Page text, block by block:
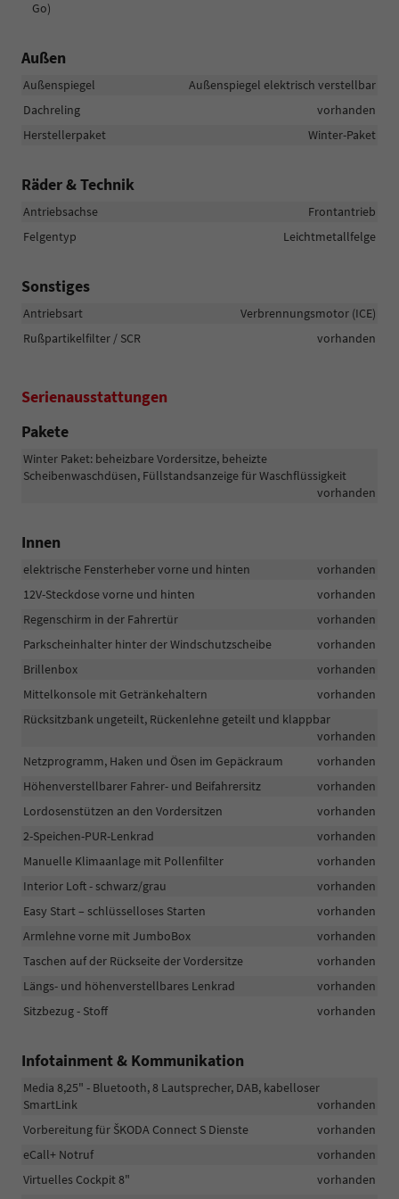
Go)
Außen
Außenspiegel
Außenspiegel elektrisch verstellbar
Dachreling
vorhanden
Herstellerpaket
Winter-Paket
Räder & Technik
Antriebsachse
Frontantrieb
Felgentyp
Leichtmetallfelge
Sonstiges
Antriebsart
Verbrennungsmotor (ICE)
Rußpartikelfilter / SCR
vorhanden
Serienausstattungen
Pakete
Winter Paket: beheizbare Vordersitze, beheizte
Scheibenwaschdüsen, Füllstandsanzeige für Waschflüssigkeit
vorhanden
Innen
elektrische Fensterheber vorne und hinten
vorhanden
12V-Steckdose vorne und hinten
vorhanden
Regenschirm in der Fahrertür
vorhanden
Parkscheinhalter hinter der Windschutzscheibe
vorhanden
Brillenbox
vorhanden
Mittelkonsole mit Getränkehaltern
vorhanden
Rücksitzbank ungeteilt, Rückenlehne geteilt und klappbar
vorhanden
Netzprogramm, Haken und Ösen im Gepäckraum
vorhanden
Höhenverstellbarer Fahrer- und Beifahrersitz
vorhanden
Lordosenstützen an den Vordersitzen
vorhanden
2-Speichen-PUR-Lenkrad
vorhanden
Manuelle Klimaanlage mit Pollenfilter
vorhanden
Interior Loft - schwarz/grau
vorhanden
Easy Start – schlüsselloses Starten
vorhanden
Armlehne vorne mit JumboBox
vorhanden
Taschen auf der Rückseite der Vordersitze
vorhanden
Längs- und höhenverstellbares Lenkrad
vorhanden
Sitzbezug - Stoff
vorhanden
Infotainment & Kommunikation
Media 8,25" - Bluetooth, 8 Lautsprecher, DAB, kabelloser
SmartLink
vorhanden
Vorbereitung für ŠKODA Connect S Dienste
vorhanden
eCall+ Notruf
vorhanden
Virtuelles Cockpit 8"
vorhanden